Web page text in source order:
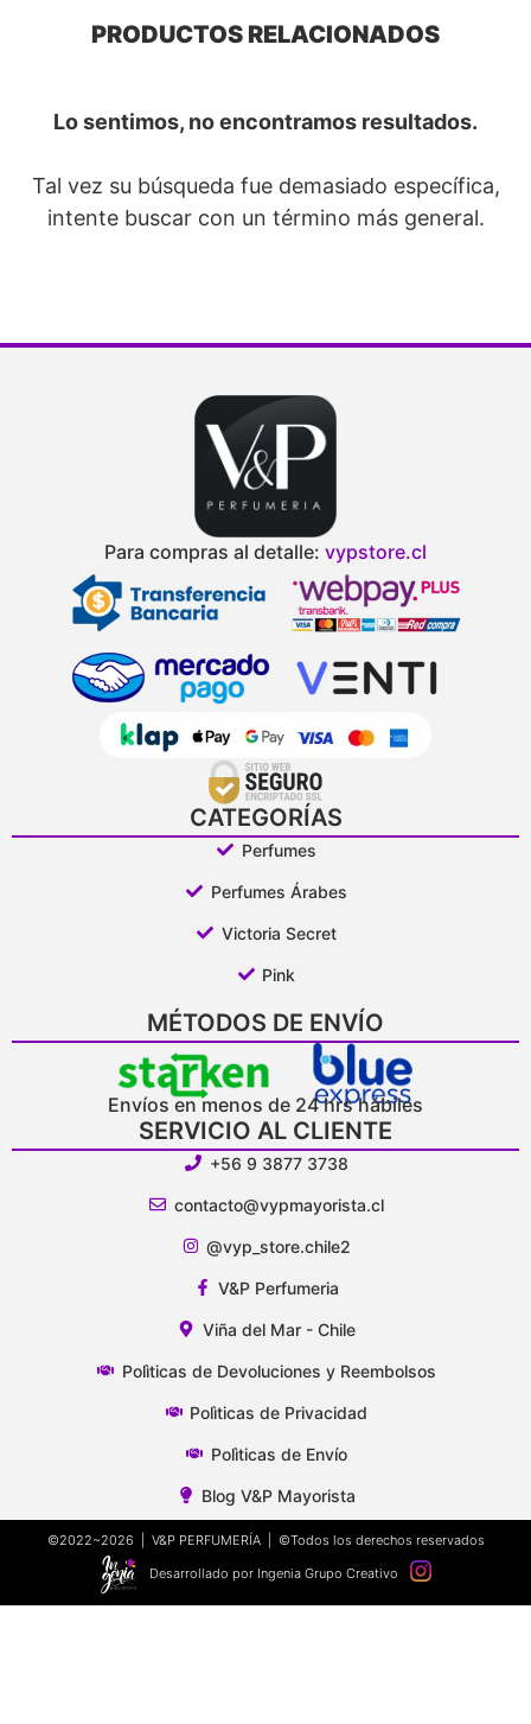
PRODUCTOS RELACIONADOS
Lo sentimos, no encontramos resultados.
Tal vez su búsqueda fue demasiado específica,
intente buscar con un término más general.
Para compras al detalle: vypstore.cl
CATEGORÍAS
Perfumes
Perfumes Árabes
Victoria Secret
Pink
MÉTODOS DE ENVÍO
Envíos en menos de 24 hrs hábiles
SERVICIO AL CLIENTE
+56 9 3877 3738
contacto@vypmayorista.cl
@vyp_store.chile2
V&P Perfumeria
Viña del Mar - Chile
Polìticas de Devoluciones y Reembolsos
Polìticas de Privacidad
Polìticas de Envío
Blog V&P Mayorista
©2022~2026 | V&P PERFUMERÍA | ©Todos los derechos reservados
Desarrollado por Ingenia Grupo Creativo